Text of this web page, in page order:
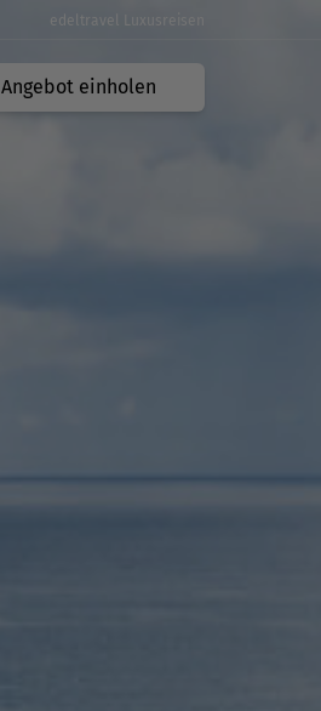
edeltravel Luxusreisen
Angebot einholen